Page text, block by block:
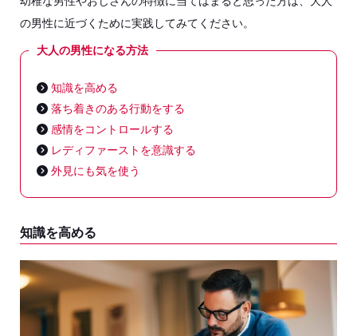
の男性に近づくために実践してみてください。
大人の男性になる方法
知識を高める
落ち着きのある行動をする
感情をコントロールする
レディファーストを意識する
外見にも気を使う
知識を高める